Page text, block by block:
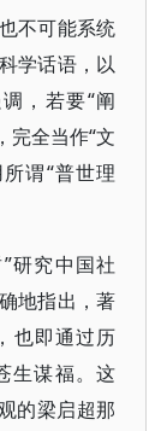
不可能系统
学话语，以
，若要“阐
完全当作“文
谓“普世理
研究中国社
地指出，著
也即通过历
生谋福。这
的梁启超那